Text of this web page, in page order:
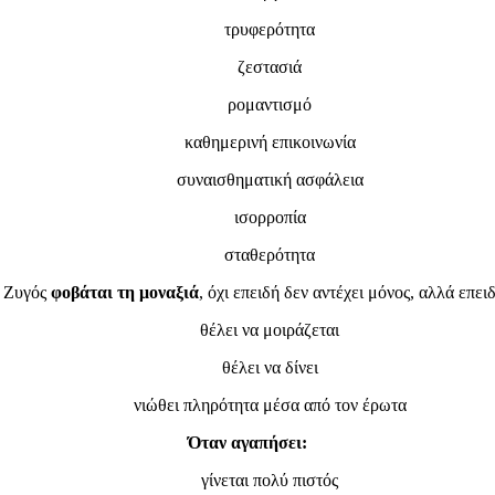
τρυφερότητα
ζεστασιά
ρομαντισμό
καθημερινή επικοινωνία
συναισθηματική ασφάλεια
ισορροπία
σταθερότητα
φοβάται τη μοναξιά, όχι επειδή δεν αντέχει μόνος, αλλά
θέλει να μοιράζεται
θέλει να δίνει
νιώθει πληρότητα μέσα από τον έρωτα
Όταν αγαπήσει:
γίνεται πολύ πιστός